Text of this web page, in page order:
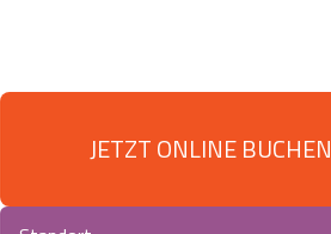
JETZT ONLINE BUCHEN